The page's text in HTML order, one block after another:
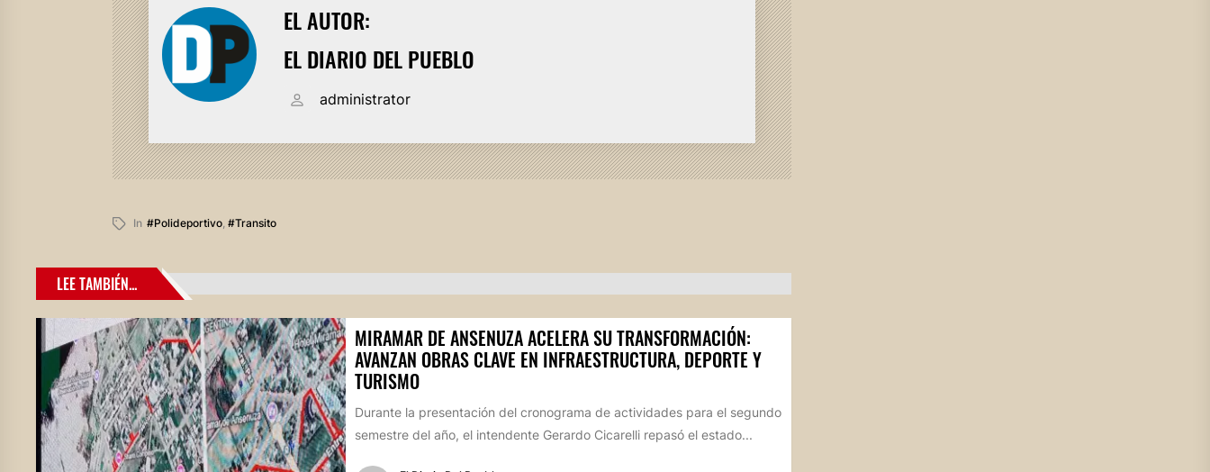
EL AUTOR:
EL DIARIO DEL PUEBLO
administrator
In #polideportivo, #transito
LEE TAMBIÉN...
MIRAMAR DE ANSENUZA ACELERA SU TRANSFORMACIÓN:
AVANZAN OBRAS CLAVE EN INFRAESTRUCTURA, DEPORTE Y
TURISMO
Durante la presentación del cronograma de actividades para el segundo
semestre del año, el intendente Gerardo Cicarelli repasó el estado...